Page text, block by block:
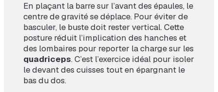
En plaçant la barre sur l’avant des épaules, le
centre de gravité se déplace. Pour éviter de
basculer, le buste doit rester vertical. Cette
posture réduit l’implication des hanches et
des lombaires pour reporter la charge sur les
quadriceps. C’est l’exercice idéal pour isoler
le devant des cuisses tout en épargnant le
bas du dos.